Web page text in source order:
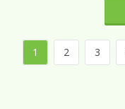
1 2 3